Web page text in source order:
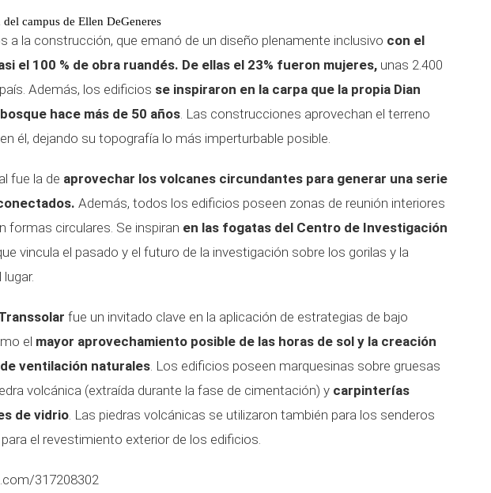
campus de Ellen DeGeneres
a la construcción, que emanó de un diseño plenamente inclusivo con el
el 100 % de obra ruandés. De ellas el 23% fueron mujeres, unas 2.400
Además, los edificios se inspiraron en la carpa que la propia Dian
hace más de 50 años. Las construcciones aprovechan el terreno
él, dejando su topografía lo más imperturbable posible.
fue la de aprovechar los volcanes circundantes para generar una serie
Además, todos los edificios poseen zonas de reunión interiores
formas circulares. Se inspiran en las fogatas del Centro de Investigación
vincula el pasado y el futuro de la investigación sobre los gorilas y la
fue un invitado clave en la aplicación de estrategias de bajo
el mayor aprovechamiento posible de las horas de sol y la creación
ventilación naturales. Los edificios poseen marquesinas sobre gruesas
volcánica (extraída durante la fase de cimentación) y carpinterías
de vidrio. Las piedras volcánicas se utilizaron también para los senderos
el revestimiento exterior de los edificios.
317208302